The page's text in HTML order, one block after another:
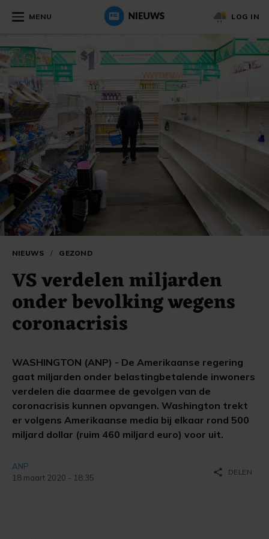
MENU LOG IN
NIEUWS / GEZOND
VS verdelen miljarden
onder bevolking wegens
coronacrisis
WASHINGTON (ANP) - De Amerikaanse regering
gaat miljarden onder belastingbetalende inwoners
verdelen die daarmee de gevolgen van de
coronacrisis kunnen opvangen. Washington trekt
er volgens Amerikaanse media bij elkaar rond 500
miljard dollar (ruim 460 miljard euro) voor uit.
ANP
18 maart 2020 - 18:35
share DELEN